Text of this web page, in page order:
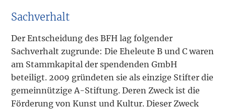
Sachverhalt
Der Entscheidung des BFH lag folgender
Sachverhalt zugrunde: Die Eheleute B und C waren
am Stammkapital der spendenden GmbH
beteiligt. 2009 gründeten sie als einzige Stifter die
gemeinnützige A-Stiftung. Deren Zweck ist die
Förderung von Kunst und Kultur. Dieser Zweck